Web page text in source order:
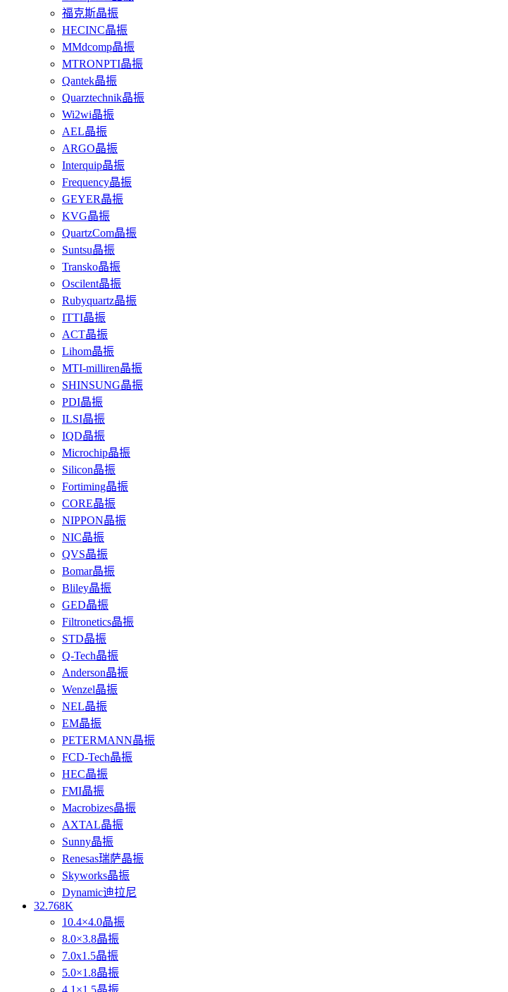
福克斯晶振
HECINC晶振
MMdcomp晶振
MTRONPTI晶振
Qantek晶振
Quarztechnik晶振
Wi2wi晶振
AEL晶振
ARGO晶振
Interquip晶振
Frequency晶振
GEYER晶振
KVG晶振
QuartzCom晶振
Suntsu晶振
Transko晶振
Oscilent晶振
Rubyquartz晶振
ITTI晶振
ACT晶振
Lihom晶振
MTI-milliren晶振
SHINSUNG晶振
PDI晶振
ILSI晶振
IQD晶振
Microchip晶振
Silicon晶振
Fortiming晶振
CORE晶振
NIPPON晶振
NIC晶振
QVS晶振
Bomar晶振
Bliley晶振
GED晶振
Filtronetics晶振
STD晶振
Q-Tech晶振
Anderson晶振
Wenzel晶振
NEL晶振
EM晶振
PETERMANN晶振
FCD-Tech晶振
HEC晶振
FMI晶振
Macrobizes晶振
AXTAL晶振
Sunny晶振
Renesas瑞萨晶振
Skyworks晶振
Dynamic迪拉尼
32.768K
10.4×4.0晶振
8.0×3.8晶振
7.0x1.5晶振
5.0×1.8晶振
4.1×1.5晶振